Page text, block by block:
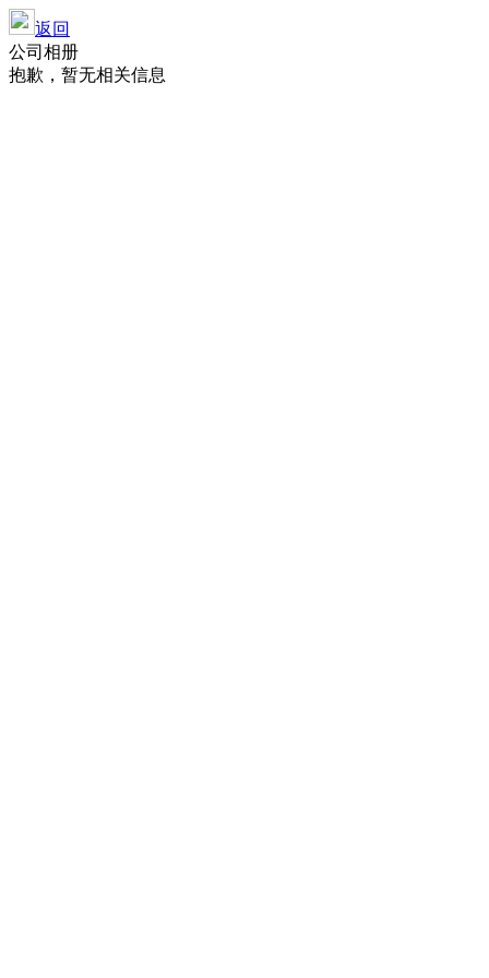
返回
公司相册
抱歉，暂无相关信息